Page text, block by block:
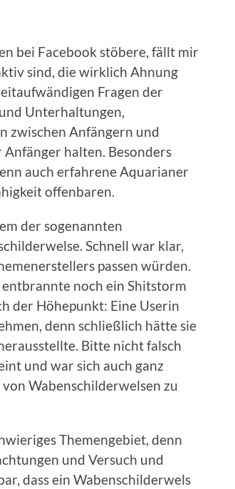
bei Facebook stöbere, fällt mir
sind, die wirklich Ahnung
Fragen der
Unterhaltungen,
zwischen Anfängern und
halten. Besonders
auch erfahrene Aquarianer
offenbaren.
der sogenannten
Schnell war klar,
passen würden.
entbrannte noch ein Shitstorm
der Höhepunkt: Eine Userin
denn schließlich hätte sie
Bitte nicht falsch
und war sich auch ganz
Wabenschilderwelsen zu
Themengebiet, denn
und Versuch und
dass ein Wabenschilderwels